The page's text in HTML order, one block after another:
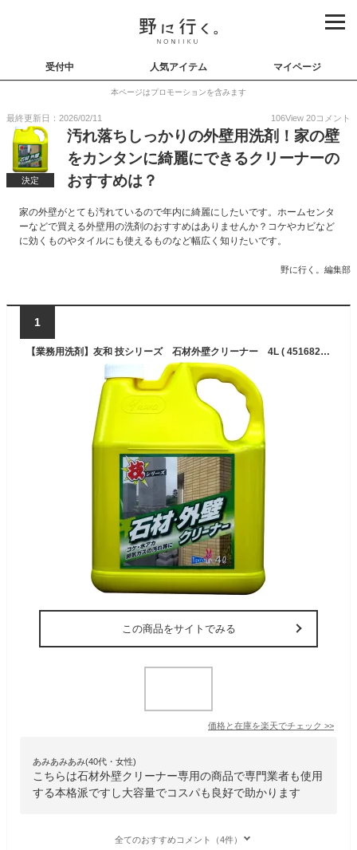
受付中 人気アイテム マイページ
本ページはプロモーションを含みます
最終更新日：2026/02/11 106View 20コメント
決定
汚れ落ちしっかりの外壁用洗剤！家の壁
をカンタンに綺麗にできるクリーナーの
おすすめは？
家の外壁がとても汚れているので年内に綺麗にしたいです。ホームセンタ
ーなどで買える外壁用の洗剤のおすすめはありませんか？コケやカビなど
に効くものやタイルにも使えるものなど幅広く知りたいです。
野に行く。編集部
1
【業務用洗剤】友和 技シリーズ 石材外壁クリーナー 4L ( 4516825003400 )
この商品をサイトでみる
価格と在庫を楽天でチェック >>
あみあみあみ(40代・女性)
こちらは石材外壁クリーナー専用の商品で専門業者も使用
する本格派ですし大容量でコスパも良好で助かります
全てのおすすめコメント（4件）